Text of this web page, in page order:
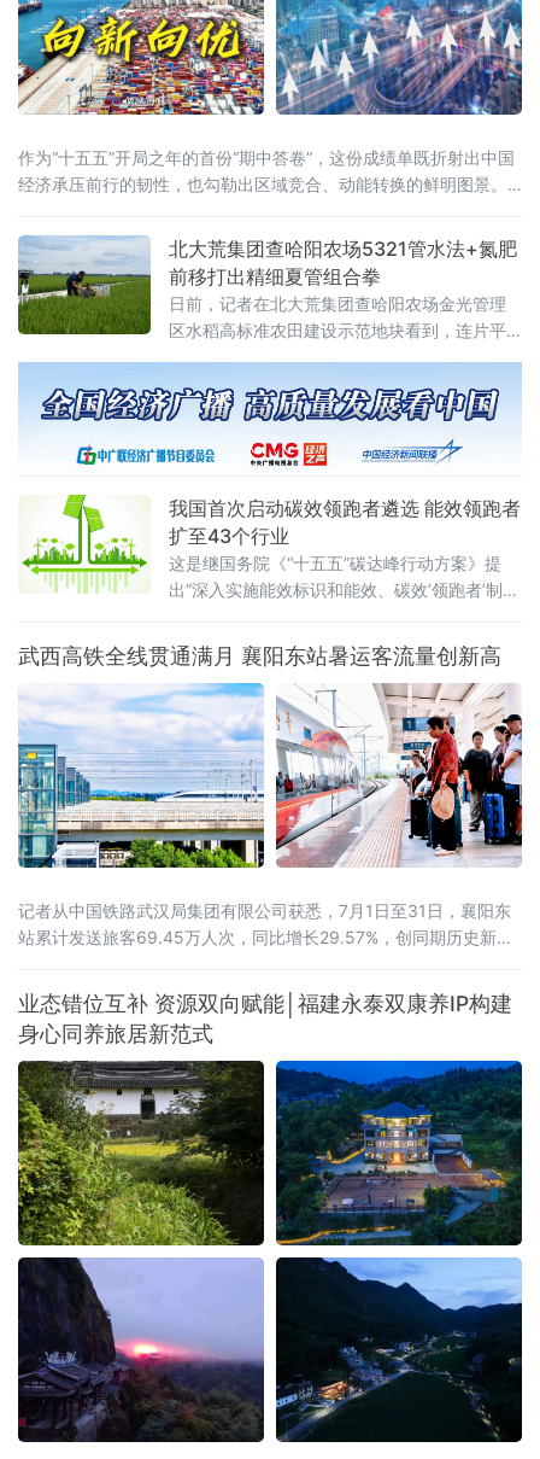
作为“十五五”开局之年的首份“期中答卷”，这份成绩单既折射出中国
经济承压前行的韧性，也勾勒出区域竞合、动能转换的鲜明图景。
示，上半年国内生产总值达69.6万亿元，同比增长4.7%。从增量
看，上半年GDP较去年同期增长3.6万亿元，为近五年
北大荒集团查哈阳农场5321管水法+氮肥
前移打出精细夏管组合拳
日前，记者在北大荒集团查哈阳农场金光管理
区水稻高标准农田建设示范地块看到，连片平
健壮。管理区工作人员正穿梭于田间，按照拔
节孕穗期“5321”管水法要求，开展控水作业。
我国首次启动碳效领跑者遴选 能效领跑者
扩至43个行业
这是继国务院《“十五五”碳达峰行动方案》提
出“深入实施能效标识和能效、碳效‘领跑者’制
武西高铁全线贯通满月 襄阳东站暑运客流量创新高
记者从中国铁路武汉局集团有限公司获悉，7月1日至31日，襄阳东
站累计发送旅客69.45万人次，同比增长29.57%，创同期历史新
日，西安至十堰高速铁路开通运营，武西高铁实现全线贯通，襄阳
至西安最快旅行时间压缩至1小时41分。据统计，7月份，襄阳东站
前往山西、陕西方向的旅
业态错位互补 资源双向赋能│福建永泰双康养IP构建
身心同养旅居新范式